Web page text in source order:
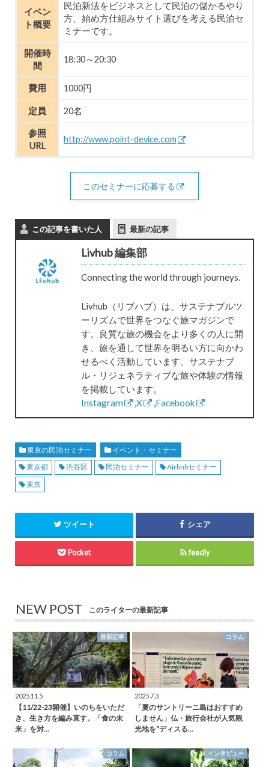
イベン
ト概要
民泊新法をビジネスとして民泊の儲かるやり
方、始め方仕組みサイト選びを考える民泊セ
ミナーです。
開催時
間
18:30～20:30
費用 1000円
定員 20名
参照
URL
http://www.point-device.com
このセミナーに応募する
この記事を書いた人 最新の記事
Livhub 編集部
Connecting the world through journeys.
Livhub（リブハブ）は、サステナブルツ
ーリズムで世界をつなぐ旅マガジンで
す。良質な旅の機会をより多くの人に開
き、旅を通して世界を明るい方に向かわ
せるべく活動しています。サステナブ
ル・リジェネラティブな旅や体験の情報
を掲載しています。
Instagram
X Facebook
東京の民泊セミナー
イベント・セミナー
東京都
渋谷区 民泊セミナー
Airbnbセミナー
東京
ツイート シェア
Pocket feedly
NEW POST このライターの最新記事
最新記事
2025.11.5
【11/22-23開催】いのちをいただ
き、生き方を編み直す。「食の未
来」を対…
コラム
2025.7.3
「夏のサントリーニ島はおすすめ
しません」仏・旅行会社が人気観
光地を“ディスる…
コラム インタビュー